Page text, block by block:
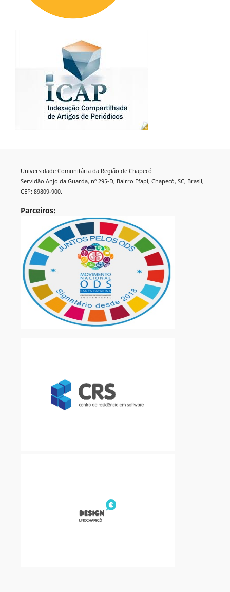
Universidade Comunitária da Região de Chapecó
Servidão Anjo da Guarda, nº 295-D, Bairro Efapi, Chapecó, SC, Brasil,
CEP: 89809-900.
Parceiros: